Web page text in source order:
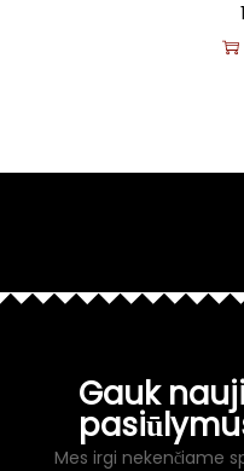
Gauk
Mes irgi nekenčiame